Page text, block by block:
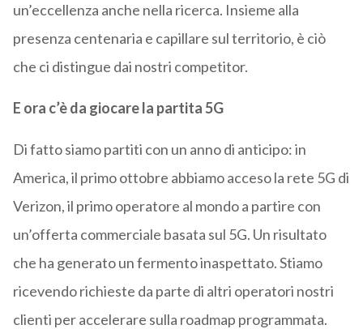
un’eccellenza anche nella ricerca. Insieme alla
presenza centenaria e capillare sul territorio, è ciò
che ci distingue dai nostri competitor.
E ora c’è da giocare la partita 5G
Di fatto siamo partiti con un anno di anticipo: in
America, il primo ottobre abbiamo acceso la rete 5G di
Verizon, il primo operatore al mondo a partire con
un’offerta commerciale basata sul 5G. Un risultato
che ha generato un fermento inaspettato. Stiamo
ricevendo richieste da parte di altri operatori nostri
clienti per accelerare sulla roadmap programmata.